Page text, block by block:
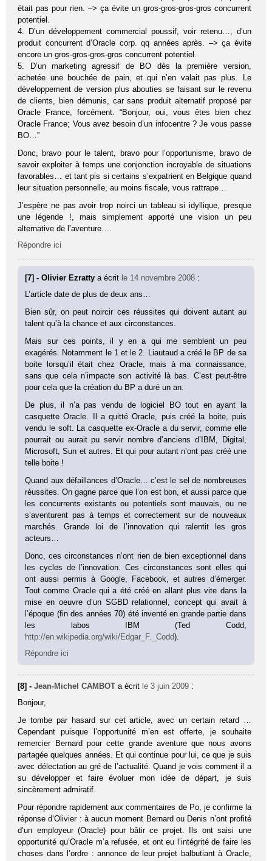
était pas pour rien. –> ça évite un gros-gros-gros-gros concurrent
potentiel.
4. D’un développement commercial poussif, voir retenu…, d’un
produit concurrent d’Oracle corp. qq années après. –> ça évite
encore un gros-gros-gros-gros concurrent potentiel.
5. D’un marketing agressif de BO dès la première version,
achetée une bouchée de pain, et qui n’en valait pas plus. Le
développement de version plus abouties se faisant sur le revenu
de clients, bien démunis, car sans produit alternatif proposé par
Oracle France, forcément. “Bonjour, oui, vous êtes bien chez
Oracle France; Vous avez besoin d’un infocentre ? Je vous passe
BO…”
Donc, bravo pour le talent, bravo pour l’opportunisme, bravo de
savoir exploiter à temps une conjonction incroyable de situations
favorables… et tant pis si certains s’expatrient en Belgique quand
leur situation personnelle, au moins fiscale, vous rattrape…
J’espère ne pas avoir trop noirci un tableau si idyllique, presque
une légende !, mais simplement apporté une vision un peu
alternative de l’aventure….
Répondre ici
[7] - Olivier Ezrattya écrit le 14 novembre 2008 :
L’article date de plus de deux ans…
Bien sûr, on peut noircir ces réussites qui doivent autant au
talent qu’à la chance et aux circonstances.
Mais sur ces points, il y en a qui me semblent un peu
exagérés. Notamment le 1 et le 2. Liautaud a créé le BP de sa
boite lorsqu’il était chez Oracle, mais à ma connaissance,
sans que cela n’impacte son activité là bas. C’est peut-être
pour cela que la création du BP a duré un an.
De plus, il n’a pas vendu de logiciel BO tout en ayant la
casquette Oracle. Il a quitté Oracle, puis créé la boite, puis
vendu le soft. La casquette ex-Oracle a du servir, comme elle
pourrait ou aurait pu servir nombre d’anciens d’IBM, Digital,
Microsoft, Sun et autres. Et qui pour autant n’ont pas créé une
telle boite !
Quand aux défaillances d’Oracle… c’est le sel de nombreuses
réussites. On gagne parce que l’on est bon, et aussi parce que
les concurrents existants ou potentiels sont mauvais, ou ne
s’aventurent pas à temps et correctement sur de nouveaux
marchés. Grande loi de l’innovation qui ralentit les gros
acteurs…
Donc, ces circonstances n’ont rien de bien exceptionnel dans
les cycles de l’innovation. Ces circonstances sont elles qui
ont aussi permis à Google, Facebook, et autres d’émerger.
Tout comme Oracle qui a été créé en allant plus vite dans la
mise en oeuvre d’un SGBD relationnel, concept qui avait à
l’époque (fin des années 70) été inventé en grande partie dans
les labos IBM (Ted Codd,
http://en.wikipedia.org/wiki/Edgar_F._Codd).
Répondre ici
[8] -Jean-Michel CAMBOT a écrit le 3 juin 2009 :
Bonjour,
Je tombe par hasard sur cet article, avec un certain retard …
Cependant puisque l’opportunité m’en est offerte, je souhaite
remercier Bernard pour cette grande aventure que nous avons
partagée quelques années. Et qui continue pour lui, ce que je suis
avec délectation au gré de l’actualité. Quand je vois comment il a
su développer et faire évoluer mon idée de départ, je suis
sincèrement admiratif.
Pour répondre rapidement aux commentaires de Po, je confirme la
réponse d’Olivier : à aucun moment Bernard ou Denis n’ont profité
d’un employeur (Oracle) pour bâtir ce projet. Ils ont saisi une
opportunité qu’Oracle m’a refusée, et ont eu l’intégrité de faire les
choses dans l’ordre : annonce de leur projet balbutiant à Oracle,